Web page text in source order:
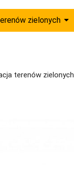
zielonych
terenów zielonych